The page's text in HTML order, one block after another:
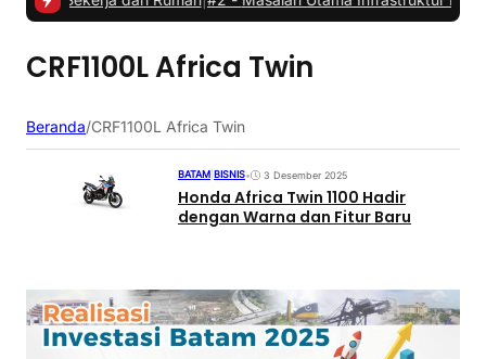
CRF1100L Africa Twin
Beranda/CRF1100L Africa Twin
BATAM BISNIS• 3 Desember 2025
Honda Africa Twin 1100 Hadir
dengan Warna dan Fitur Baru